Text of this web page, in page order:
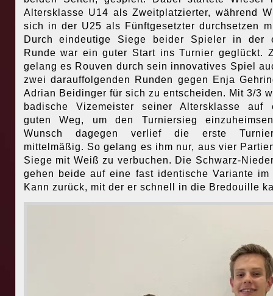
Altersklasse U14 als Zweitplatzierter, während
sich in der U25 als Fünftgesetzter durchsetzen
Durch eindeutige Siege beider Spieler in der
Runde war ein guter Start ins Turnier geglückt.
gelang es Rouven durch sein innovatives Spiel
zwei darauffolgenden Runden gegen Enja
Adrian Beidinger für sich zu entscheiden. Mit 3/3
badische Vizemeister seiner Altersklasse auf
guten Weg, um den Turniersieg
Wunsch dagegen verlief die erste
mittelmäßig. So gelang es ihm nur, aus vier
Siege mit Weiß zu verbuchen. Die Schwarz-
gehen beide auf eine fast identische Variante im
Kann zurück, mit der er schnell in die Bredouille